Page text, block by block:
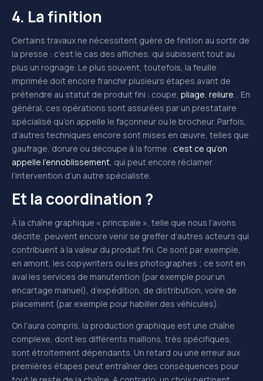
4. La finition
Certains travaux ne nécessitent guère de finition au sortir de
la presse : c’est le cas des affiches, qui subissent tout au
plus un rognage. Le plus souvent, toutefois, la feuille
imprimée doit encore franchir plusieurs étapes avant de
prétendre au statut de produit fini : coupe, pliage, reliure… En
général, ces opérations sont assurées par un prestataire
spécialisé qu’on appelle le façonneur ou le brocheur. Parfois,
d’autres techniques encore sont mises en œuvre, telles que
gaufrage, dorure ou découpe à la forme : c’est ce qu’on
appelle l’ennoblissement, qui peut encore réclamer
l’intervention d’un autre spécialiste.
Et la coordination ?
À la chaîne graphique « principale », telle que nous l’avons
décrite, peuvent encore venir se greffer d’autres acteurs qui
contribuent à la valeur du produit fini. Ce sont par exemple,
en amont, les copywriters ou les photographes ; ce sont en
aval les services de manutention (par exemple pour un
encartage manuel), d’expédition, de distribution, voire de
placement (par exemple pour habiller des véhicules).
On l’aura compris, la production graphique est une chaîne
complexe, dont les différents maillons, très spécifiques,
sont étroitement dépendants. Un retard ou une erreur aux
premières étapes peut entraîner des conséquences pour